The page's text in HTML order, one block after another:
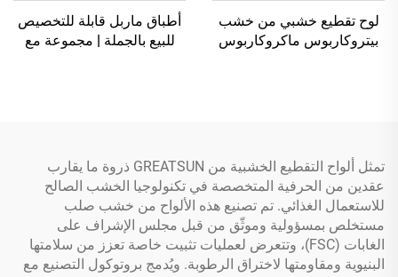
لوح تقطيع خشبي من خشب
بيتروكاربوس ماكروكاربوس
أطباق ماربل قابلة للتخصيص
للبيع بالجملة | مجموعة مع
تمثل ألواح التقطيع الخشبية من GREATSUN ذروة ما يقارب
عقدين من الحرفية المتخصصة في تكنولوجيا الخشب الصالح
للاستعمال الغذائي. تم تصنيع هذه الألواح من خشب صلب
مستخلص بمسؤولية وموثّق من قبل مجلس الإشراف على
الغابات (FSC)، وتتعرض لعمليات تثبيت خاصة تعزز من سلامتها
البنيوية ومقاومتها لاختراق الرطوبة. ويُدمج بروتوكول التصنيع مع